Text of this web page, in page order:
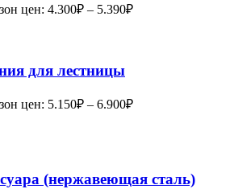
цен: 4.300₽ – 5.390₽
для лестницы
цен: 5.150₽ – 6.900₽
(нержавеющая сталь)